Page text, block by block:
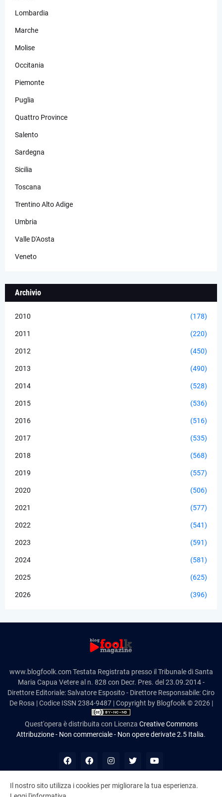
Lombardia
Marche
Molise
Occitania
Piemonte
Puglia
Quattro Province
Salento
Sardegna
Sicilia
Toscana
Trentino Alto Adige
Umbria
Valle D'Aosta
Veneto
Archivio
2010 (178)
2011 (220)
2012 (450)
2013 (490)
2014 (528)
2015 (536)
2016 (516)
2017 (535)
2018 (568)
2019 (557)
2020 (506)
2021 (577)
2022 (541)
2023 (591)
2024 (581)
2025 (625)
2026 (396)
www.blogfoolk.com Testata Registrata presso il Tribunale di Santa
Maria Capua Vetere al n. 828 con Decr. Pres. del 23.09.2014 -
Direttore Editoriale: Salvatore Esposito - Direttore Responsabile: Ciro
De Rosa | Codice ISSN 2384-9487 | Copyright by Blogfoolk © 2026 |
Quest'opera è distribuita con Licenza Creative Commons
Attribuzione - Non commerciale - Non opere derivate 2.5 Italia.
Il nostro sito utilizza i cookies per migliorare la tua esperienza.